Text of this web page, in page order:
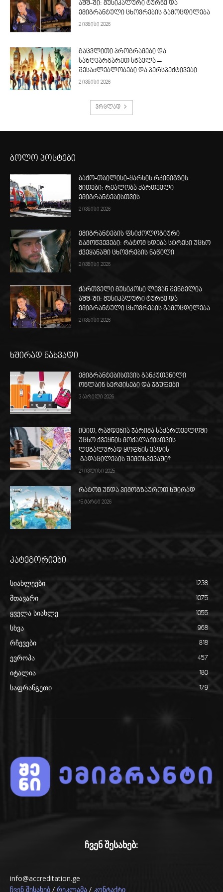
აშშ-ში: მუსიკალური ტურნე და
ემიგრანტული ცხოვრების გამოცდილება
2 ივნისი 2026
გაცვლითი პროგრამები და
საზღვარგარეთ სწავლა –
შესაძლებლობები და პერსპექტივები
2 ივნისი 2026
ვრცლად
ბოლო პოსტები
ბაქო-თბილისი-ყარსის რკინიგზის
მითები: რეალობა ქართველი
ემიგრანტებისთვის
2 ივნისი 2026
ემიგრანტების ფსიქოლოგიური
გამოწვევები: რატომ ხდება სტრესი უცხო
ქვეყანაში ცხოვრების ნაწილი
2 ივნისი 2026
ქართველი მუსიკოსი ლევან შენგელია
აშშ-ში: მუსიკალური ტურნე და
ემიგრანტული ცხოვრების გამოცდილება
2 ივნისი 2026
ხშირად ნახვადი
ემიგრანტებისთვის განკუთვნილი
ონლაინ სერვისები და ჯგუფები
3 აპრილი 2026
იცით, რამდენია ჯარიმა საქართველოში
უცხო ქვეყნის მოქალაქისთვის
ლეგალურად ყოფნის ვადის
გადაცილების შემთხვევაში?
21 ივლისი 2025
რატომ უნდა ვიმოგზაუროთ ხშირად
15 მარტი 2026
კატეგორიები
სიახლეები 1238
მთავარი 1075
ყველა სიახლე 1055
სხვა 968
რჩევები 818
ევროპა 457
იტალია 180
საფრანგეთი 179
ჩვენ შესახებ:
info@accreditation.ge
ჩვენ შესახებ / რეკლამა / კონტაქტი